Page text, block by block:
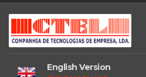
English Version